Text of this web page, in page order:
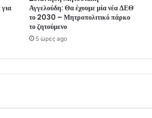
Αγγελούδη: Θα έχουμε μία νέα ΔΕΘ
το 2030 – Μητροπολιτικό πάρκο
το ζητούμενο
5 ώρες ago